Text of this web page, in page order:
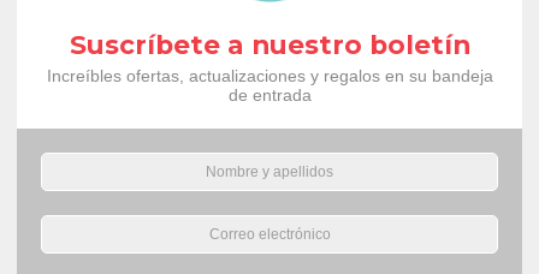
Suscríbete a nuestro boletín
Increíbles ofertas, actualizaciones y regalos en su bandeja
de entrada